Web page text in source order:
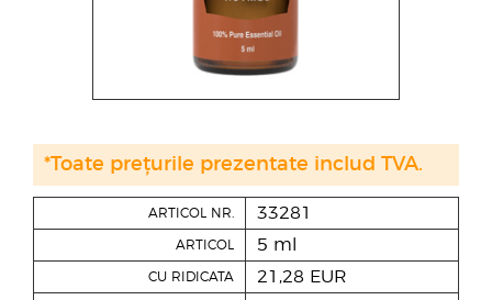
ARTICOL NR. 33281
ARTICOL 5 ml
CU RIDICATA 21,28 EUR
*Toate prețurile prezentate includ TVA.